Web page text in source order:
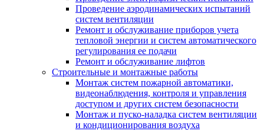
Проведение аэродинамических испытаний
систем вентиляции
Ремонт и обслуживание приборов учета
тепловой энергии и систем автоматического
регулирования ее подачи
Ремонт и обслуживание лифтов
Строительные и монтажные работы
Монтаж систем пожарной автоматики,
видеонаблюдения, контроля и управления
доступом и других систем безопасности
Монтаж и пуско-наладка систем вентиляции
и кондиционирования воздуха